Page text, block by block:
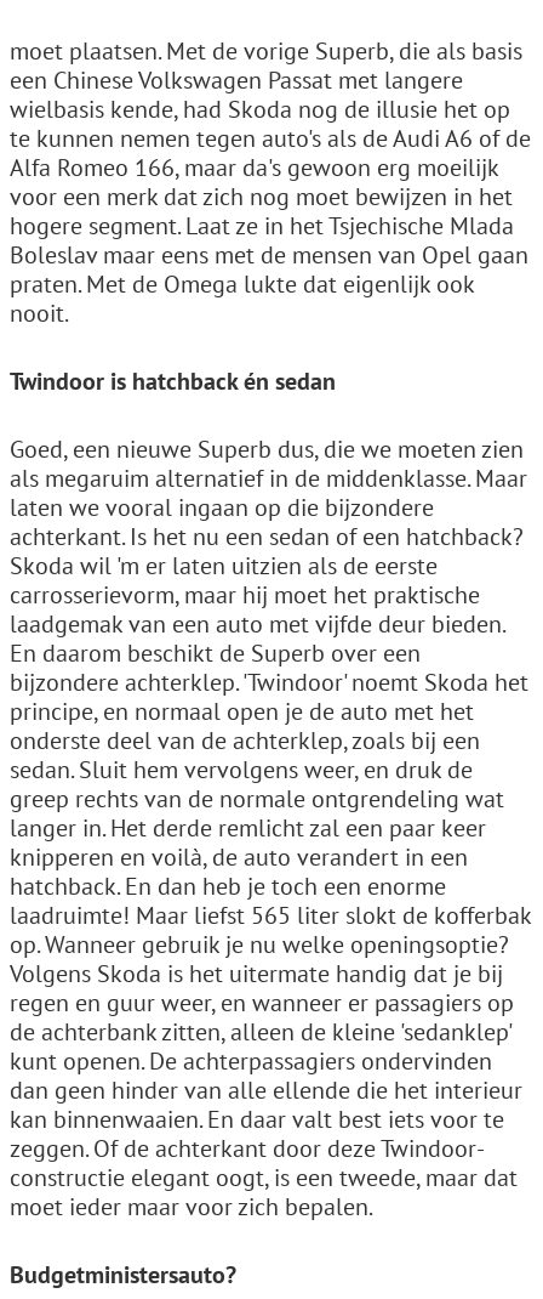
moet plaatsen. Met de vorige Superb, die als basis
een Chinese Volkswagen Passat met langere
wielbasis kende, had Skoda nog de illusie het op
te kunnen nemen tegen auto's als de Audi A6 of de
Alfa Romeo 166, maar da's gewoon erg moeilijk
voor een merk dat zich nog moet bewijzen in het
hogere segment. Laat ze in het Tsjechische Mlada
Boleslav maar eens met de mensen van Opel gaan
praten. Met de Omega lukte dat eigenlijk ook
nooit.
Twindoor is hatchback én sedan
Goed, een nieuwe Superb dus, die we moeten zien
als megaruim alternatief in de middenklasse. Maar
laten we vooral ingaan op die bijzondere
achterkant. Is het nu een sedan of een hatchback?
Skoda wil 'm er laten uitzien als de eerste
carrosserievorm, maar hij moet het praktische
laadgemak van een auto met vijfde deur bieden.
En daarom beschikt de Superb over een
bijzondere achterklep. 'Twindoor' noemt Skoda het
principe, en normaal open je de auto met het
onderste deel van de achterklep, zoals bij een
sedan. Sluit hem vervolgens weer, en druk de
greep rechts van de normale ontgrendeling wat
langer in. Het derde remlicht zal een paar keer
knipperen en voilà, de auto verandert in een
hatchback. En dan heb je toch een enorme
laadruimte! Maar liefst 565 liter slokt de kofferbak
op. Wanneer gebruik je nu welke openingsoptie?
Volgens Skoda is het uitermate handig dat je bij
regen en guur weer, en wanneer er passagiers op
de achterbank zitten, alleen de kleine 'sedanklep'
kunt openen. De achterpassagiers ondervinden
dan geen hinder van alle ellende die het interieur
kan binnenwaaien. En daar valt best iets voor te
zeggen. Of de achterkant door deze Twindoor-
constructie elegant oogt, is een tweede, maar dat
moet ieder maar voor zich bepalen.
Budgetministersauto?